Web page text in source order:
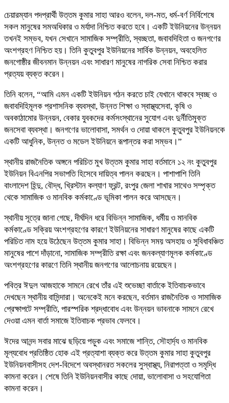
চেয়ারম্যান পদপ্রার্থী উত্তম কুমার সাহা আরও বলেন, দল-মত, ধর্ম-বর্ণ নির্বিশেষে
সকল মানুষের সমঅধিকার ও মর্যাদা নিশ্চিত করতে হবে। একটি ইউনিয়নের উন্নয়ন
তখনই সম্ভব, যখন সেখানে সামাজিক সম্প্রীতি, স্বচ্ছতা, জবাবদিহিতা ও জনগণের
অংশগ্রহণ নিশ্চিত হয়। তিনি কুতুবপুর ইউনিয়নের সার্বিক উন্নয়ন, অবহেলিত
জনগোষ্ঠীর জীবনমান উন্নয়ন এবং সাধারণ মানুষের নাগরিক সেবা নিশ্চিত করার
প্রত্যয় ব্যক্ত করেন।
তিনি বলেন, “আমি এমন একটি ইউনিয়ন গঠন করতে চাই যেখানে থাকবে স্বচ্ছ ও
জবাবদিহিমূলক প্রশাসনিক ব্যবস্থা, উন্নত শিক্ষা ও স্বাস্থ্যসেবা, কৃষি ও
অবকাঠামোর উন্নয়ন, বেকার যুবকদের কর্মসংস্থানের সুযোগ এবং দুর্নীতিমুক্ত
জনসেবা ব্যবস্থা। জনগণের ভালোবাসা, সমর্থন ও দোয়া থাকলে কুতুবপুর ইউনিয়নকে
একটি আধুনিক, উন্নত ও মডেল ইউনিয়নে রূপান্তর করা সম্ভব।”
স্থানীয় রাজনৈতিক অঙ্গনে পরিচিত মুখ উত্তম কুমার সাহা বর্তমানে ১২ নং কুতুবপুর
ইউনিয়ন বিএনপির সভাপতি হিসেবে দায়িত্ব পালন করছেন। পাশাপাশি তিনি
বাংলাদেশ হিন্দু, বৌদ্ধ, খ্রিস্টান কল্যাণ ফ্রন্ট, রংপুর জেলা শাখার সাথেও সম্পৃক্ত
থেকে সামাজিক ও মানবিক কর্মকাণ্ডে ভূমিকা পালন করে আসছেন।
স্থানীয় সূত্রে জানা গেছে, দীর্ঘদিন ধরে বিভিন্ন সামাজিক, ধর্মীয় ও মানবিক
কর্মকাণ্ডে সক্রিয় অংশগ্রহণের কারণে ইউনিয়নের সাধারণ মানুষের কাছে একটি
পরিচিত নাম হয়ে উঠেছেন উত্তম কুমার সাহা। বিভিন্ন সময় অসহায় ও সুবিধাবঞ্চিত
মানুষের পাশে দাঁড়ানো, সামাজিক সম্প্রীতি রক্ষা এবং জনকল্যাণমূলক কর্মকাণ্ডে
অংশগ্রহণের কারণে তিনি স্থানীয় জনগণের আলোচনায় রয়েছেন।
পবিত্র ঈদুল আজহাকে সামনে রেখে তাঁর এই শুভেচ্ছা বার্তাকে ইতিবাচকভাবে
দেখছেন স্থানীয় বাসিন্দারা। অনেকেই মনে করছেন, বর্তমান রাজনৈতিক ও সামাজিক
প্রেক্ষাপটে সম্প্রীতি, পারস্পরিক শ্রদ্ধাবোধ এবং উন্নয়ন ভাবনাকে সামনে রেখে
দেওয়া এমন বার্তা সমাজে ইতিবাচক প্রভাব ফেলবে।
ঈদের আনন্দ সবার মাঝে ছড়িয়ে পড়ুক এবং সমাজে শান্তি, সৌহার্দ্য ও মানবিক
মূল্যবোধ প্রতিষ্ঠিত হোক এই প্রত্যাশা ব্যক্ত করে উত্তম কুমার সাহা কুতুবপুর
ইউনিয়নবাসীসহ দেশ-বিদেশে অবস্থানরত সকলের সুস্বাস্থ্য, নিরাপত্তা ও সমৃদ্ধি
কামনা করেন। শেষে তিনি ইউনিয়নবাসীর কাছে দোয়া, ভালোবাসা ও সহযোগিতা
কামনা করেন।